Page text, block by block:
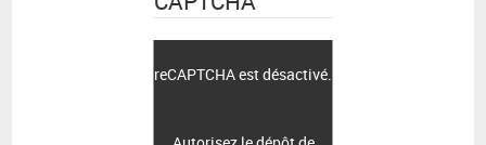
reCAPTCHA est désactivé.